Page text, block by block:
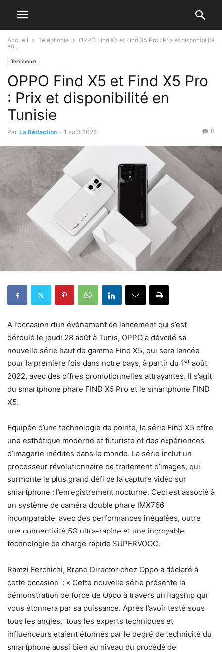
Accueil Téléphonie
OPPO Find X5 et Find X5 Pro : Prix et disponibilité
en...
Téléphonie
OPPO Find X5 et Find X5 Pro
: Prix et disponibilité en
Tunisie
Par La Rédaction - 1 août 2022 0
A l’occasion d’un événement de lancement qui s’est
déroulé le jeudi 28 août à Tunis, OPPO a dévoilé sa
nouvelle série haut de gamme Find X5, qui sera lancée
pour la première fois dans notre pays, à partir du 1er août
2022, avec des offres promotionnelles attrayantes. Il s’agit
du smartphone phare FIND X5 Pro et le smartphone FIND
X5.
Equipée d’une technologie de pointe, la série Find X5 offre
une esthétique moderne et futuriste et des expériences
d’imagerie inédites dans le monde. La série inclut un
processeur révolutionnaire de traitement d’images, qui
surmonte le plus grand défi de la capture vidéo sur
smartphone : l’enregistrement nocturne. Ceci est associé à
un système de caméra double phare IMX766
incomparable, avec des performances inégalées, outre
une connectivité 5G ultra-rapide et une incroyable
technologie de charge rapide SUPERVOOC.
Ramzi Ferchichi, Brand Director chez Oppo a déclaré à
cette occasion : « Cette nouvelle série présente la
démonstration de force de Oppo à travers un flagship qui
vous étonnera par sa puissance. Après l’avoir testé sous
tous les angles, tous les experts techniques et
influenceurs étaient étonnés par le degré de technicité du
smartphone aussi bien au niveau du procédé de